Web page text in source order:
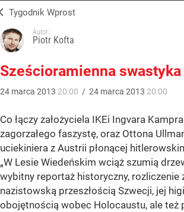
Tygodnik Wprost
Autor:
Piotr Kofta
Sześcioramienna swastyka
24 marca 2013 20:00 / 24 marca 2013 20:00
Co łączy założyciela IKEi Ingvara
zagorzałego faszystę, oraz Ottona
uciekiniera z Austrii płonącej
„W Lesie Wiedeńskim wciąż szumią
wybitny reportaż historyczny, rozliczenie
nazistowską przeszłością Szwecji, jej
obojętnością wobec Holocaustu, ale też